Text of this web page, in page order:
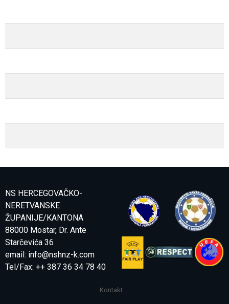
NS HERCEGOVAČKO-
NERETVANSKE
ŽUPANIJE/KANTONA
88000 Mostar, Dr. Ante
Starčevića 36
email: info@nshnz-k.com
Tel/Fax: ++ 387 36 34 78 40
Kontakt